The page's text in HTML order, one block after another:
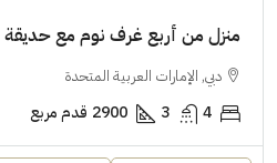
منزل من أربع غرف نوم مع حديقة
دبي, الإمارات العربية المتحدة
4
3
2900 قدم مربع